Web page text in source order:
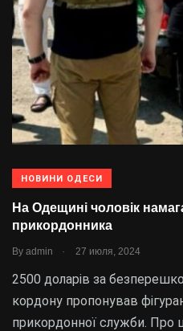
НОВИНИ ОДЕСИ
На Одещині чоловік
прикордонника
By admin 27 июля, 2024
2500 доларів за
кордону пропонував
прикордонної служби. Про